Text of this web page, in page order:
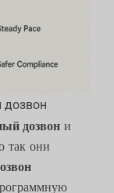
дозвон
дозвон и
так они